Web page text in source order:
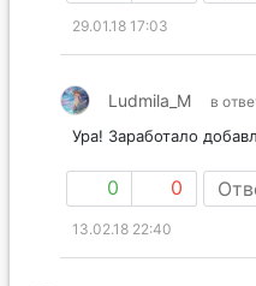
29.01.18 17:03
Ludmila_M в
Ура! Заработало
0 0
13.02.18 22:40